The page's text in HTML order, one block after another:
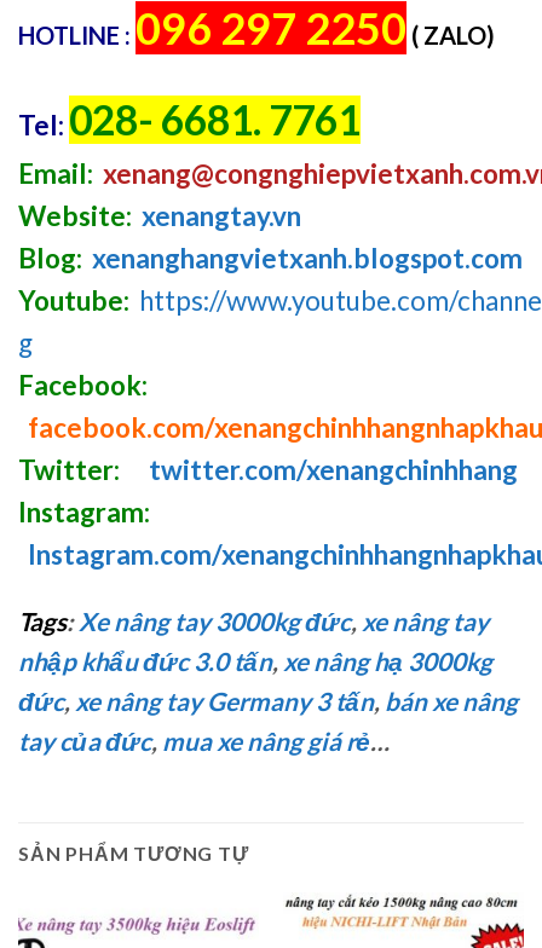
HOTLINE : 096 297 2250 ( ZALO)
Tel: 028- 6681. 7761
Email: xenang@congnghiepvietxanh.com.v
Website: xenangtay.vn
Blog: xenanghangvietxanh.blogspot.com
Youtube: https://www.youtube.com/
g
Facebook:
facebook.com/xenangchinhhangnhapkhau
Twitter:
twitter.com/xenangchinhhang
Instagram:
Instagram.com/
Tags: Xe nâng tay 3000kg đức, xe nâng tay
nhập khẩu đức 3.0 tấn, xe nâng hạ 3000kg
đức, xe nâng tay Germany 3 tấn, bán xe nâng
tay của đức, mua xe nâng giá rẻ…
SẢN PHẨM TƯƠNG TỰ